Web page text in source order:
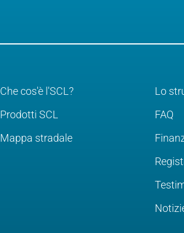
Che cos'è l'SCL?
Prodotti SCL
Mappa stradale
Lo
FAQ